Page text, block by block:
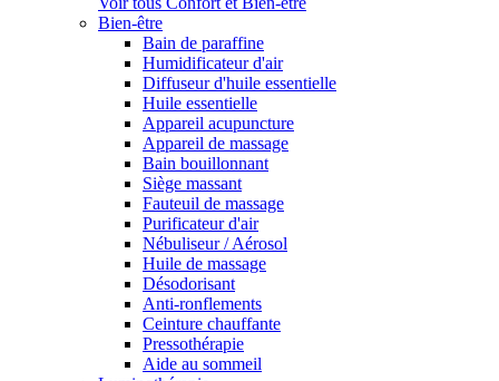
Bien-être
Bain de paraffine
Humidificateur d'air
Diffuseur d'huile essentielle
Huile essentielle
Appareil acupuncture
Appareil de massage
Bain bouillonnant
Siège massant
Fauteuil de massage
Purificateur d'air
Nébuliseur / Aérosol
Huile de massage
Désodorisant
Anti-ronflements
Ceinture chauffante
Pressothérapie
Aide au sommeil